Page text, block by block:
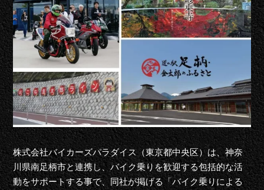
株式会社バイカーズパラダイス（東京都中央区）は、神奈
川県南足柄市と連携し、バイク乗りを歓迎する包括的な活
動をサポートする事で、同社が掲げる「バイク乗りによる